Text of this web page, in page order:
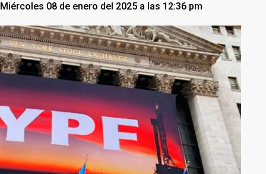
Miércoles 08 de enero del 2025 a las 12:36 pm